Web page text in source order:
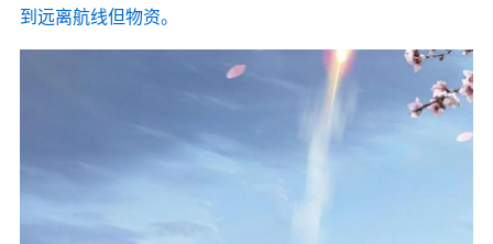
到远离航线但物资。